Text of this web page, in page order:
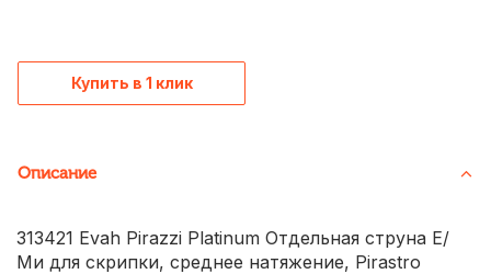
Купить в 1 клик
Описание
313421 Evah Pirazzi Platinum Отдельная струна Е/
Ми для скрипки, среднее натяжение, Pirastro